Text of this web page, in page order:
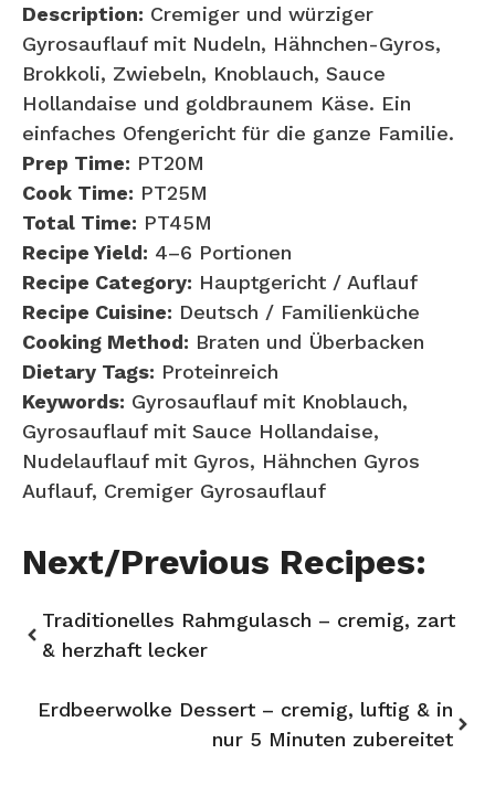
Description: Cremiger und würziger
Gyrosauflauf mit Nudeln, Hähnchen-Gyros,
Brokkoli, Zwiebeln, Knoblauch, Sauce
Hollandaise und goldbraunem Käse. Ein
einfaches Ofengericht für die ganze Familie.
Prep Time: PT20M
Cook Time: PT25M
Total Time: PT45M
Recipe Yield: 4–6 Portionen
Recipe Category: Hauptgericht / Auflauf
Recipe Cuisine: Deutsch / Familienküche
Cooking Method: Braten und Überbacken
Dietary Tags: Proteinreich
Keywords: Gyrosauflauf mit Knoblauch,
Gyrosauflauf mit Sauce Hollandaise,
Nudelauflauf mit Gyros, Hähnchen Gyros
Auflauf, Cremiger Gyrosauflauf
Next/Previous Recipes:
Traditionelles Rahmgulasch – cremig, zart
& herzhaft lecker
Erdbeerwolke Dessert – cremig, luftig & in
nur 5 Minuten zubereitet